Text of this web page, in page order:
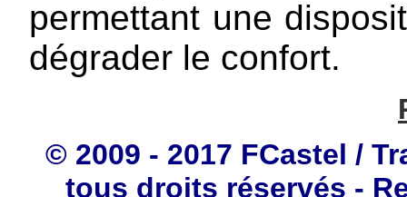
permettant une
dégrader le confort.
© 2009 - 2017 FCastel /
tous droits réservés -